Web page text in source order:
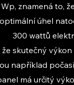
znamená to,
úhel
300 wattů
skutečný
například
má určitý